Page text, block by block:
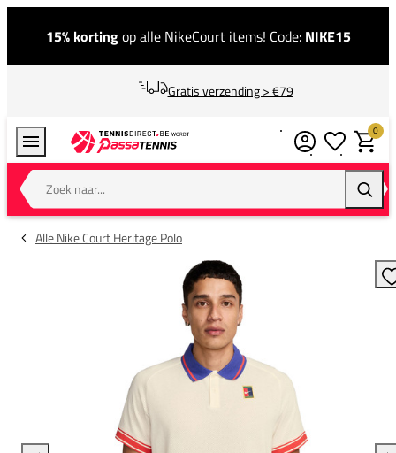
15% kortingop alle NikeCourt items! Code: NIKE15
Gratis verzending > €79
Zoek naar...
0
Alle Nike Court Heritage Polo